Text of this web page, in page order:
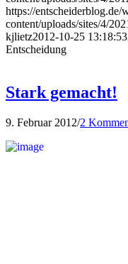
https://entscheiderblog.de/
content/uploads/sites/4/
kjlietz2012-10-25 13:18:53
Entscheidung
Stark gemacht!
9. Februar 2012/2